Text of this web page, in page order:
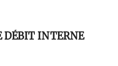
DÉBIT INTERNE